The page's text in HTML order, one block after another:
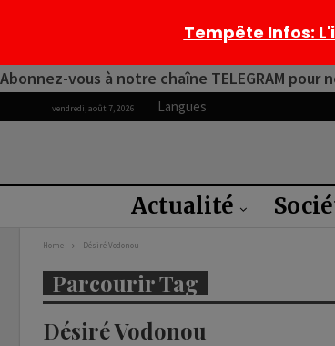
Abonnez-vous à notre chaîne TELEGRAM pour
vendredi, août 7, 2026 Langues
Actualité
Home Désiré Vodonou
Parcourir Tag
Désiré Vodonou
Tempête Infos: